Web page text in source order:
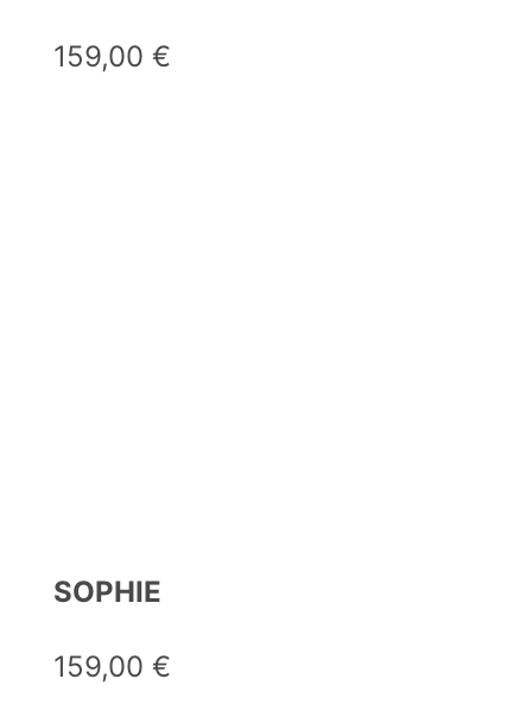
159,00 €
SOPHIE
159,00 €